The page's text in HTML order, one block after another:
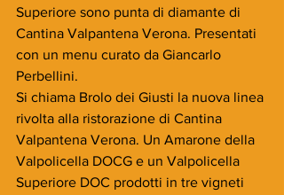
Superiore sono punta di diamante di
Cantina Valpantena Verona. Presentati
con un menu curato da Giancarlo
Perbellini.
Si chiama Brolo dei Giusti la nuova linea
rivolta alla ristorazione di Cantina
Valpantena Verona. Un Amarone della
Valpolicella DOCG e un Valpolicella
Superiore DOC prodotti in tre vigneti